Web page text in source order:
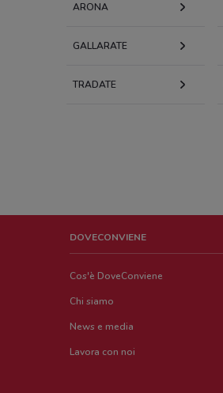
ARONA
GALLARATE
TRADATE
DOVECONVIENE
Cos'è DoveConviene
Chi siamo
News e media
Lavora con noi